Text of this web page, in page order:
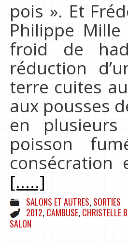
pois ». Et
Philippe
froid de
réduction
terre cuites
aux pousses
en
poisson
consécration
[.....]
SALONS ET AUTRES, SORTIES
2012, CAMBUSE, CHRISTELLE
SALON